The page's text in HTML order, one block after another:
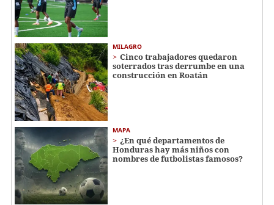
MILAGRO
Cinco trabajadores quedaron
soterrados tras derrumbe en una
construcción en Roatán
MAPA
¿En qué departamentos de
Honduras hay más niños con
nombres de futbolistas famosos?